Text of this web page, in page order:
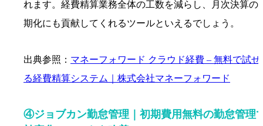
れます。経費精算業務全体の工数を減らし、月次決算の
期化にも貢献してくれるツールといえるでしょう。
出典参照： マネーフォワード クラウド経費 – 無料で試せ
る経費精算システム｜株式会社マネーフォワード
④ジョブカン勤怠管理｜初期費用無料の勤怠管理